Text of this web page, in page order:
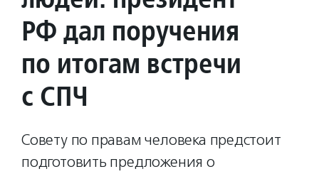
РФ дал поручения
по итогам встречи
с СПЧ
Совету по правам человека предстоит
подготовить предложения о